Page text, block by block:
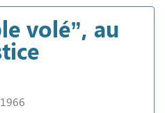
volé”, au
1966